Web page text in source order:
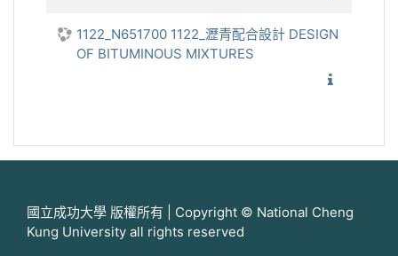
1122_N651700 1122_瀝青配合設計 DESIGN
OF BITUMINOUS MIXTURES
國立成功大學 版權所有 | Copyright © National Cheng
Kung University all rights reserved